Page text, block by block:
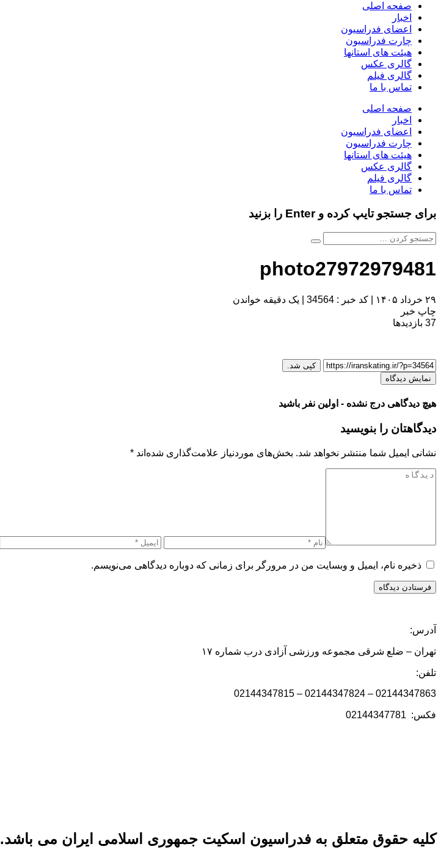
صفحه اصلی
اخبار
اعضای فدراسیون
چارت فدراسیون
هیئت های استانها
گالری عکس
گالری فیلم
تماس با ما
صفحه اصلی
اخبار
اعضای فدراسیون
چارت فدراسیون
هیئت های استانها
گالری عکس
گالری فیلم
تماس با ما
برای جستجو تایپ کرده و Enter را بزنید
photo27972979481
۲۹ خرداد ۱۴۰۵ کد خبر : 34564
یک دقیقه خواندن
چاپ خبر
37 بازدیدها
کپی شد.
نمایش دیدگاه
هیچ دیدگاهی درج نشده - اولین نفر باشید
دیدگاهتان را بنویسید
نشانی ایمیل شما منتشر نخواهد شد. بخش‌های موردنیاز علامت‌گذاری شده‌اند *
ذخیره نام، ایمیل و وبسایت من در مرورگر برای زمانی که دوباره دیدگاهی می‌نویسم.
آدرس:
تهران – ضلع شرقی مجموعه ورزشی آزادی درب شماره ۱۷
تلفن:
02144347863 – 02144347824 – 02144347815
فکس: 02144347781
کلیه حقوق متعلق به فدراسیون اسکیت جمهوری اسلامی ایران می باشد.